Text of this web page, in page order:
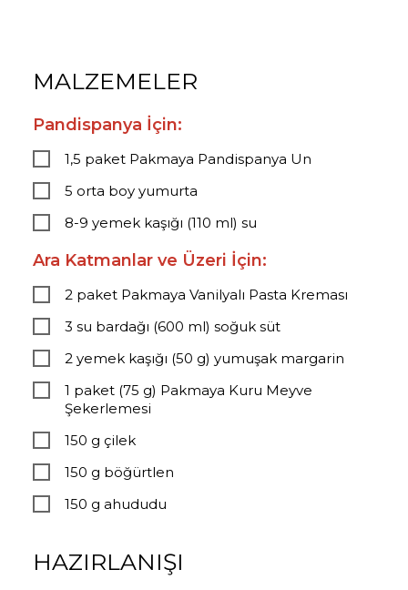
MALZEMELER
Pandispanya İçin:
1,5 paket Pakmaya Pandispanya Un
5 orta boy yumurta
8-9 yemek kaşığı (110 ml) su
Ara Katmanlar ve Üzeri İçin:
2 paket Pakmaya Vanilyalı Pasta Kreması
3 su bardağı (600 ml) soğuk süt
2 yemek kaşığı (50 g) yumuşak margarin
1 paket (75 g) Pakmaya Kuru Meyve
Şekerlemesi
150 g çilek
150 g böğürtlen
150 g ahududu
HAZIRLANIŞI